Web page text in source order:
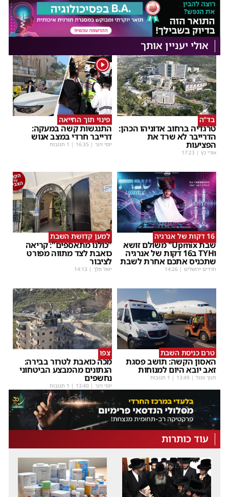
אולי יעניין אותך
בד"ה
טרגדיה ברחוב אדוניהו הכהן:
הדרייבר לא שרד את
הפציעות
אורי כץ |
17:23
1
פינוי תוך החייאה
התנגשות קשה במעקה:
דרייבר חרדי במצב אנוש
יוסי וינר |
16:35 | 1 תגובות
16 דקות של אנרגיה
שבת Upmix" משולם זושא
וTYH ב16 דקות של אנרגיה
שתכניס אתכם אחרת לשבת
חרדים ירושלים |
14:26
למען קדושת השבת
"כולנו מתאספים": קריאה
כואבת לצד מתווה מפורט
לציבור
יואל וולך |
14:13
טרם כניסת השבת
האסון הקשה: תושב פסגת
זאב יובא היום למנוחות
חנוך פוגל |
13:49 | 1 תגובות
צפו
מכה כואבת לטרור בבירה:
הנתונים מהמבצע הביטחוני
נחשפים
יוסי וינר |
13:40 | 1 תגובות
עוד כותרות